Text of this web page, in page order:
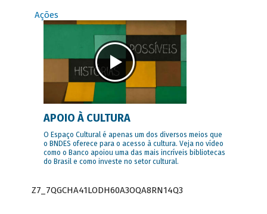
Ações
APOIO À CULTURA
O Espaço Cultural é apenas um dos diversos meios que
o BNDES oferece para o acesso à cultura. Veja no vídeo
como o Banco apoiou uma das mais incríveis bibliotecas
do Brasil e como investe no setor cultural.
Z7_7QGCHA41LODH60A3OQA8RN14Q3